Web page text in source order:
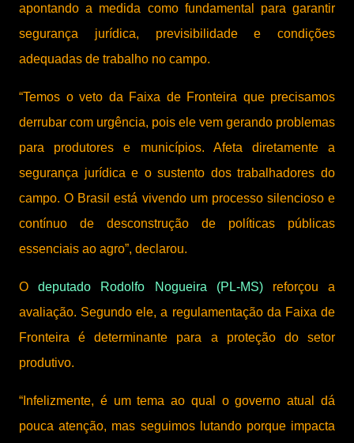
apontando a medida como fundamental para garantir
segurança jurídica, previsibilidade e condições
adequadas de trabalho no campo.
“Temos o veto da Faixa de Fronteira que precisamos
derrubar com urgência, pois ele vem gerando problemas
para produtores e municípios. Afeta diretamente a
segurança jurídica e o sustento dos trabalhadores do
campo. O Brasil está vivendo um processo silencioso e
contínuo de desconstrução de políticas públicas
essenciais ao agro”, declarou.
Odeputado Rodolfo Nogueira (PL-MS)reforçou a
avaliação. Segundo ele, a regulamentação da Faixa de
Fronteira é determinante para a proteção do setor
produtivo.
“Infelizmente, é um tema ao qual o governo atual dá
pouca atenção, mas seguimos lutando porque impacta